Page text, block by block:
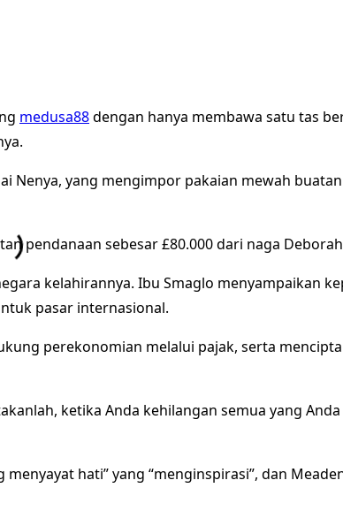
medusa88dengan hanya membawa satu tas
yang mengimpor pakaian mewah
pendanaan sebesar £80.000 dari naga
kelahirannya. Ibu Smaglo menyampaikan
pasar internasional.
perekonomian melalui pajak, serta
ketika Anda kehilangan semua yang
hati” yang “menginspirasi”, dan